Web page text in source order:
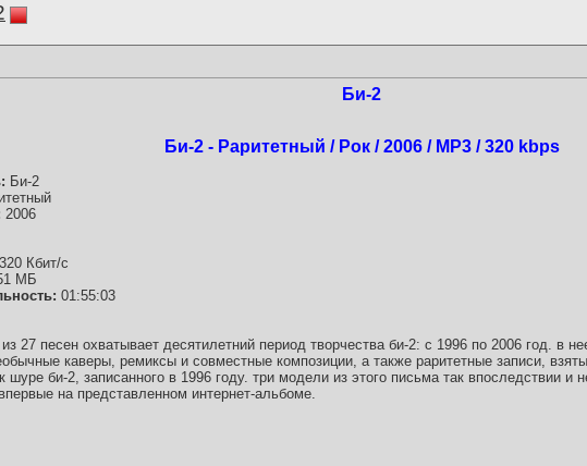
Би-2
Би-2 - Раритетный / Рок / 2006 / MP3 / 320 kbps
Би-2
2006
Кбит/с
МБ
01:55:03
27 песен охватывает десятилетний период творчества би-2: с 1996 по 2006 год. в
каверы, ремиксы и совместные композиции, а также раритетные записи,
шуре би-2, записанного в 1996 году. три модели из этого письма так впоследствии и
на представленном интернет-альбоме.